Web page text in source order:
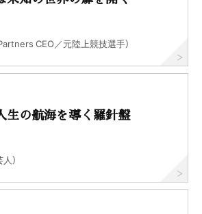
CEO／元陸上競技選手）
生の航海を導く羅針盤
）